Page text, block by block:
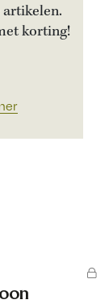
korting!